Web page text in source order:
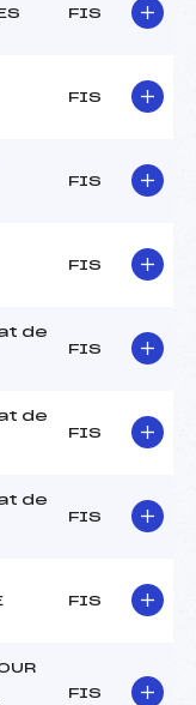
FIS
FIS
FIS
FIS
de
FIS
de
FIS
de
FIS
FIS
FIS